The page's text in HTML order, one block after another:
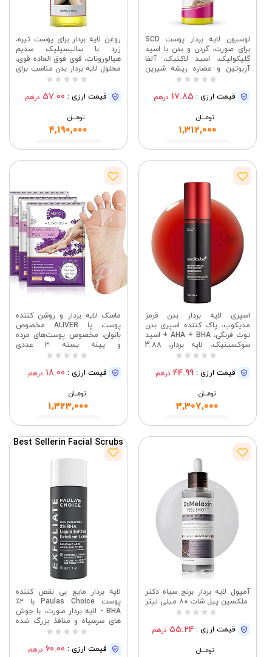
لوسیون لایه بردار پوست SCD
برای صورت، گردن و بدن با اسید
گلیکولیک، اسید لاکتیک، آلفا
آربوتین و عصاره ریشه شیرین
بیان، لوسیون لایه بردار صورت و
میلی لیتر
قیمت ارزی : 17.85 درهم
تومــــــان
1,312,000
مشاهده
روغن لایه بردار برای پوست تیره،
زرد با سالیسیلیک سدیم
هیالورونات، قوی فوق العاده قوی،
محلول لایه بردار بدن مناسب برای
انواع پوست - 110 میلی لیتر /
قیمت ارزی : 57.00 درهم
تومــــــان
4,190,000
مشاهده
اسپری لایه بردار بدن قرمز
مدیکوب، پاک کننده اسپری بدن
توت فرنگی، AHA + BHA + اسید
سوکسینیک، لایه بردار، 3.88
اونس | برای پوستی صاف و آماده
ها و پوست توت فرنگی کمک می
قیمت ارزی : 44.99 درهم
تومــــــان
3,307,000
مشاهده
ماسک لایه بردار و روشن کننده
پوست پا ALIVER مخصوص
بانوان، مخصوص پوست‌های مرده
و پینه بسته ۳ عددی
(اسطوخودوس)
قیمت ارزی : 18.00 درهم
تومــــــان
1,323,000
مشاهده
آمپول لایه بردار برنج سیاه دکتر
ملکسین پیل شات ۸۰ میلی لیتر
قیمت ارزی : 55.24 درهم
تومــــــان
Best Sellerin Facial Scrubs
لایه بردار مایع بی نقص کننده
پوست Paulas Choice با ۲٪
BHA - لایه بردار صورت، با جوش
های سرسیاه و منافذ بزرگ شده
مبارزه می کند - حاوی اسید
چرب - ۳۰ میلی لیتر | لایه بردارقیمت ارزی : 60.00 درهم